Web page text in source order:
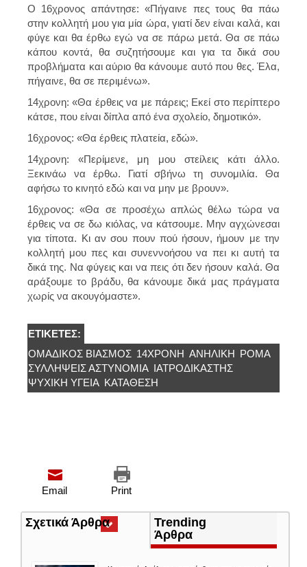
Ο 16χρονος απάντησε: «Πήγαινε πες τους θα πάω
στην κολλητή μου για μία ώρα, γιατί δεν είναι καλά, και
φύγε και θα έρθω εγώ να σε πάρω μετά. Θα σε πάω
κάπου κοντά, θα συζητήσουμε και για τα δικά σου
προβλήματα και αύριο θα κάνουμε αυτό που θες. Έλα,
πήγαινε, θα σε περιμένω».
14χρονη: «Θα έρθεις να με πάρεις; Εκεί στο περίπτερο
κάτσε, που είναι δίπλα από ένα σχολείο, δημοτικό».
16χρονος: «Θα έρθεις πλατεία, εδώ».
14χρονη: «Περίμενε, μη μου στείλεις κάτι άλλο.
Ξεκινάω να έρθω. Γιατί σβήνω τη συνομιλία. Θα
αφήσω το κινητό εδώ και να μην με βρουν».
16χρονος: «Θα σε προσέχω απλώς θέλω τώρα να
έρθεις να σε δω κιόλας, να κάτσουμε. Μην αγχώνεσαι
για τίποτα. Κι αν σου πουν πού ήσουν, ήμουν με την
κολλητή μου πες και συνεννοήσου να πει κι αυτή τα
δικά της. Να φύγεις και να πεις ότι δεν ήσουν καλά. Θα
αράξουμε το βράδυ, θα κάνουμε δικά μας πράγματα
χωρίς να ακουγόμαστε».
ΕΤΙΚΈΤΕΣ:
ΟΜΑΔΙΚΌΣ ΒΊΑΣΜΌΣ 14ΧΡΟΝΗ ΑΝΉΛΙΚΗ ΡΟΜΑ
ΣΥΛΛΉΨΕΙΣ ΑΣΤΥΝΟΜΊΑ ΙΑΤΡΟΔΙΚΑΣΤΉΣ
ΨΥΧΙΚΉ ΥΓΕΊΑ ΚΑΤΆΘΕΣΗ
Print
Email
Σχετικά Άρθρα(ενεργή
καρτέλα)
Trending
Άρθρα